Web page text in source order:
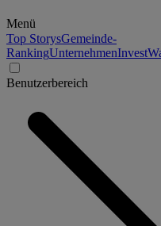
Menü
Top StorysGemeinde-
RankingUnternehmenInvest
Benutzerbereich